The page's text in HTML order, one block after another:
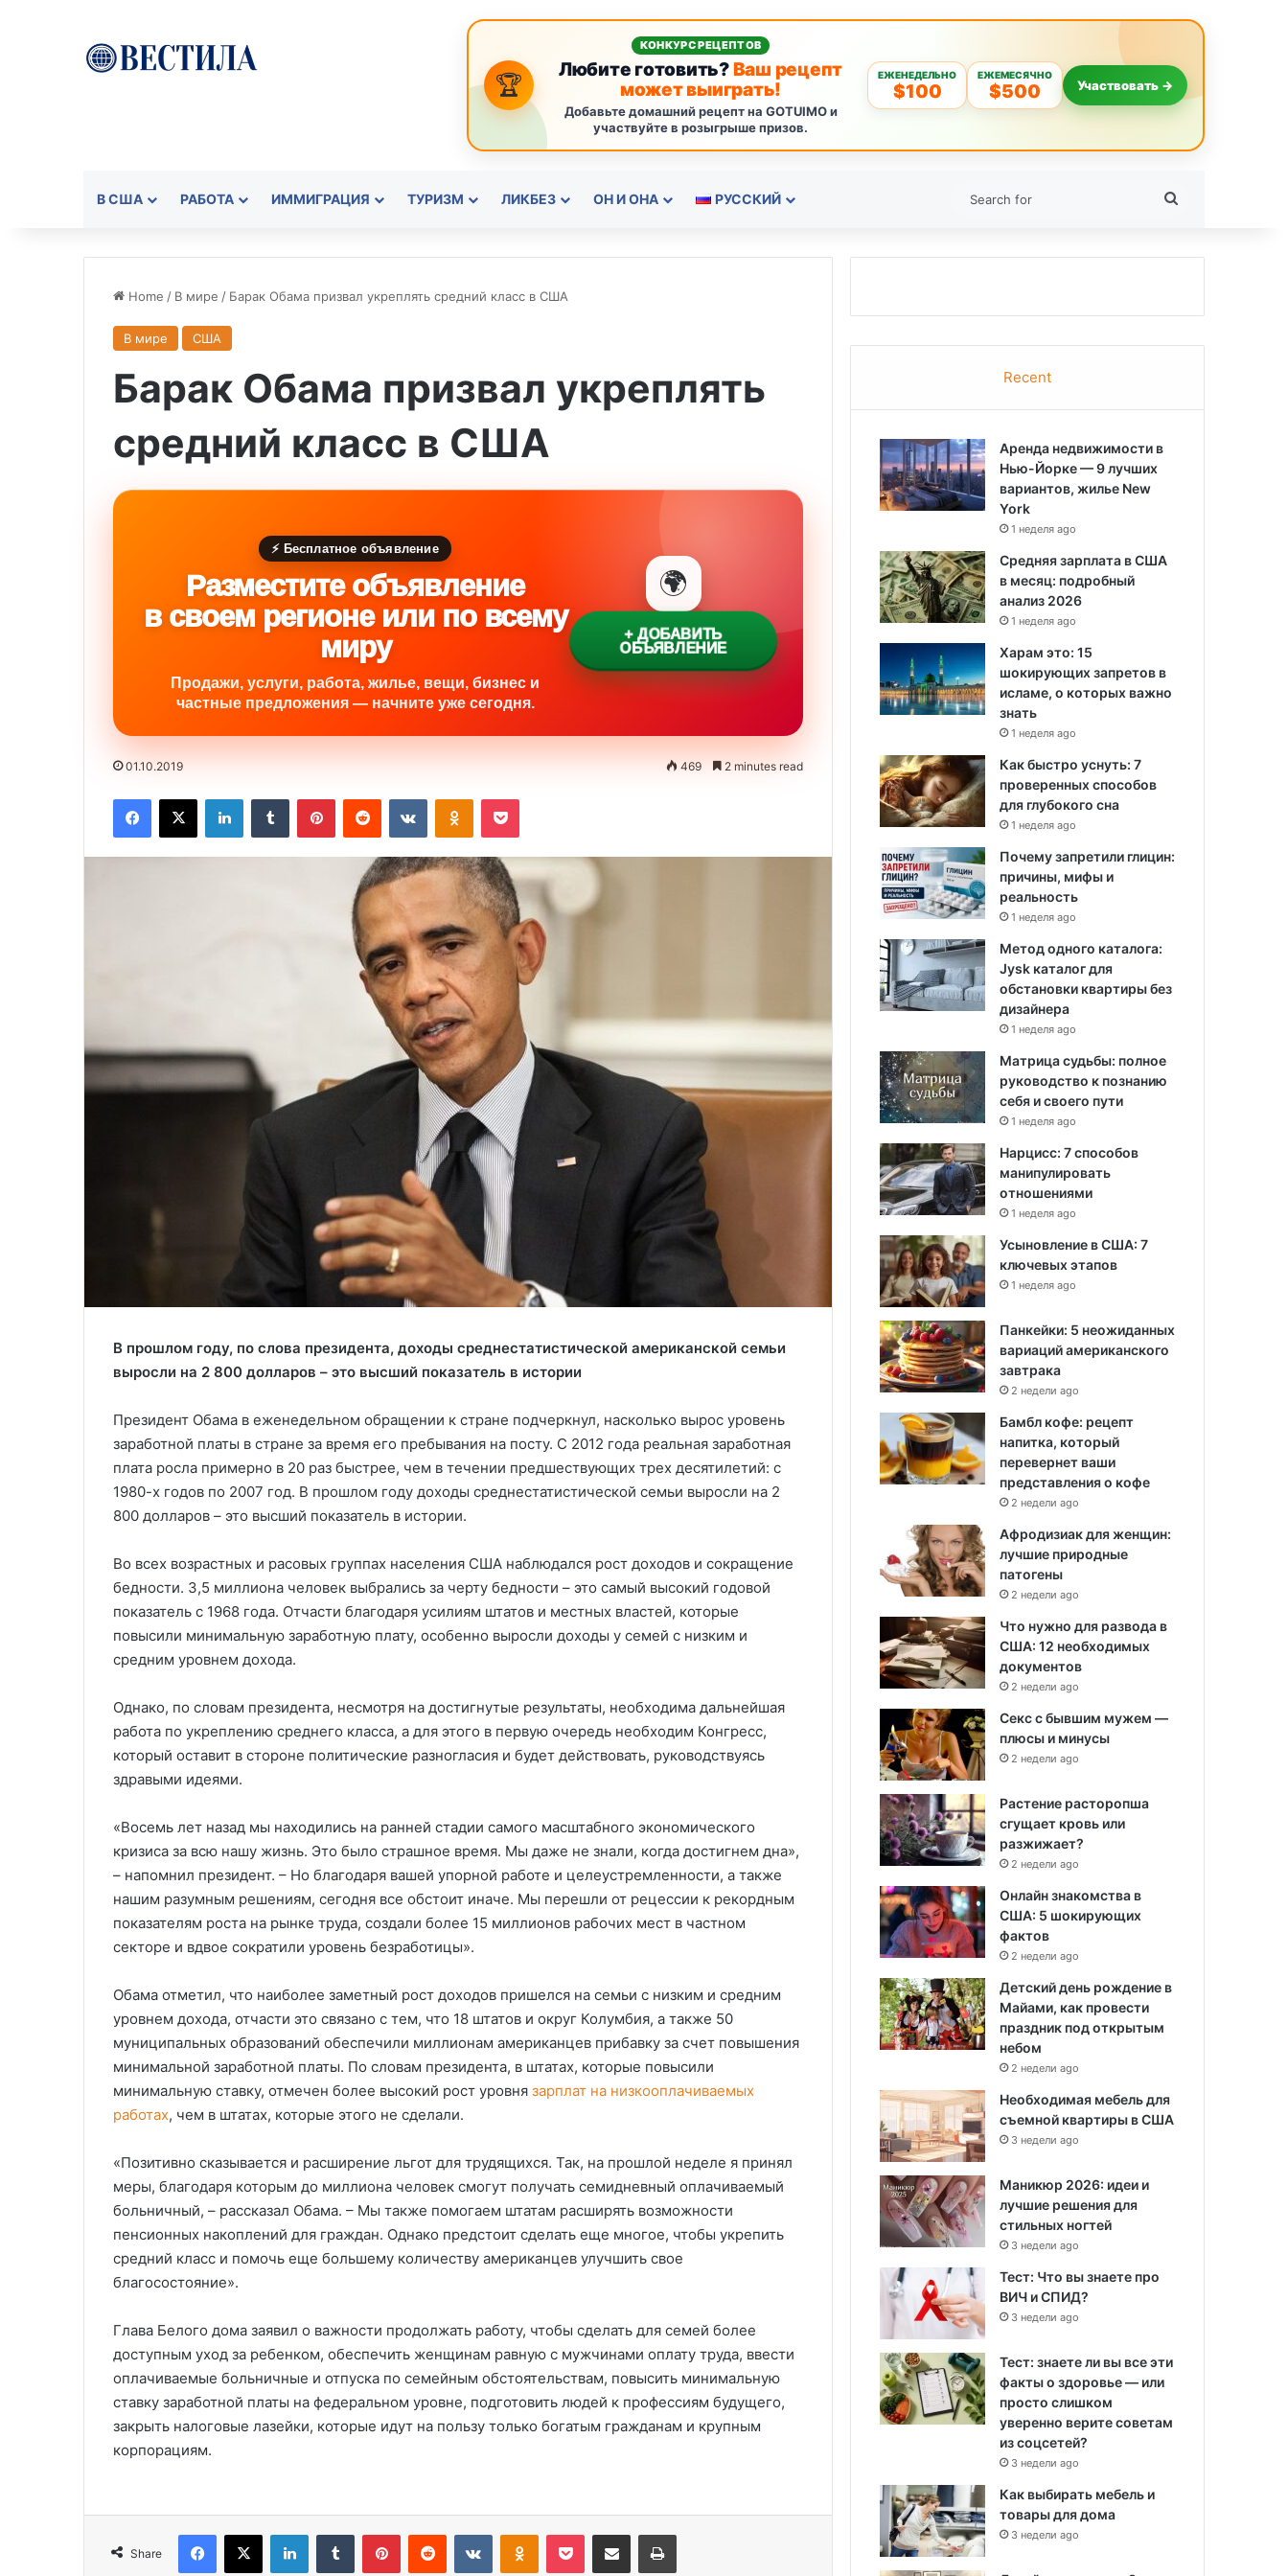
🏆
КОНКУРС РЕЦЕПТОВ
Любите готовить?Ваш рецепт
может выиграть!
Добавьте домашний рецепт на GOTUIMO и
участвуйте в розыгрыше призов.
ЕЖЕНЕДЕЛЬНО
$100
ЕЖЕМЕСЯЧНО
$500 Участвовать →
В США РАБОТА ИММИГРАЦИЯ ТУРИЗМ ЛИКБЕЗ ОН И ОНА РУССКИЙ
Home / В мире / Барак Обама призвал укреплять средний класс в США
В мире США
Барак Обама призвал укреплять
средний класс в США
⚡ Бесплатное объявление
Разместите объявление
в своем регионе или по всему
миру
Продажи, услуги, работа, жилье, вещи, бизнес и
частные предложения — начните уже сегодня.
🌍
+ ДОБАВИТЬ
ОБЪЯВЛЕНИЕ
01.10.2019 469 2 minutes read
В прошлом году, по слова президента, доходы среднестатистической американской семьи
выросли на 2 800 долларов – это высший показатель в истории
Президент Обама в еженедельном обращении к стране подчеркнул, насколько вырос уровень
заработной платы в стране за время его пребывания на посту. С 2012 года реальная заработная
плата росла примерно в 20 раз быстрее, чем в течении предшествующих трех десятилетий: с
1980-х годов по 2007 год. В прошлом году доходы среднестатистической семьи выросли на 2
800 долларов – это высший показатель в истории.
Во всех возрастных и расовых группах населения США наблюдался рост доходов и сокращение
бедности. 3,5 миллиона человек выбрались за черту бедности – это самый высокий годовой
показатель с 1968 года. Отчасти благодаря усилиям штатов и местных властей, которые
повысили минимальную заработную плату, особенно выросли доходы у семей с низким и
средним уровнем дохода.
Однако, по словам президента, несмотря на достигнутые результаты, необходима дальнейшая
работа по укреплению среднего класса, а для этого в первую очередь необходим Конгресс,
который оставит в стороне политические разногласия и будет действовать, руководствуясь
здравыми идеями.
«Восемь лет назад мы находились на ранней стадии самого масштабного экономического
кризиса за всю нашу жизнь. Это было страшное время. Мы даже не знали, когда достигнем дна»,
– напомнил президент. – Но благодаря вашей упорной работе и целеустремленности, а также
нашим разумным решениям, сегодня все обстоит иначе. Мы перешли от рецессии к рекордным
показателям роста на рынке труда, создали более 15 миллионов рабочих мест в частном
секторе и вдвое сократили уровень безработицы».
Обама отметил, что наиболее заметный рост доходов пришелся на семьи с низким и средним
уровнем дохода, отчасти это связано с тем, что 18 штатов и округ Колумбия, а также 50
муниципальных образований обеспечили миллионам американцев прибавку за счет повышения
минимальной заработной платы. По словам президента, в штатах, которые повысили
минимальную ставку, отмечен более высокий рост уровня зарплат на низкооплачиваемых
работах, чем в штатах, которые этого не сделали.
«Позитивно сказывается и расширение льгот для трудящихся. Так, на прошлой неделе я принял
меры, благодаря которым до миллиона человек смогут получать семидневный оплачиваемый
больничный, – рассказал Обама. – Мы также помогаем штатам расширять возможности
пенсионных накоплений для граждан. Однако предстоит сделать еще многое, чтобы укрепить
средний класс и помочь еще большему количеству американцев улучшить свое
благосостояние».
Глава Белого дома заявил о важности продолжать работу, чтобы сделать для семей более
доступным уход за ребенком, обеспечить женщинам равную с мужчинами оплату труда, ввести
оплачиваемые больничные и отпуска по семейным обстоятельствам, повысить минимальную
ставку заработной платы на федеральном уровне, подготовить людей к профессиям будущего,
закрыть налоговые лазейки, которые идут на пользу только богатым гражданам и крупным
корпорациям.
Share
Удивительные факты о Флориде
проводили долгие выходные, теперь
доступен для сдачи в аренду для
Recent
Аренда недвижимости в
Нью-Йорке — 9 лучших
вариантов, жилье New
York
1 неделя ago
Средняя зарплата в США
в месяц: подробный
анализ 2026
1 неделя ago
Харам это: 15
шокирующих запретов в
исламе, о которых важно
знать
1 неделя ago
Как быстро уснуть: 7
проверенных способов
для глубокого сна
1 неделя ago
Почему запретили глицин:
причины, мифы и
реальность
1 неделя ago
Метод одного каталога:
Jysk каталог для
обстановки квартиры без
дизайнера
1 неделя ago
Матрица судьбы: полное
руководство к познанию
себя и своего пути
1 неделя ago
Нарцисс: 7 способов
манипулировать
отношениями
1 неделя ago
Усыновление в США: 7
ключевых этапов
1 неделя ago
Панкейки: 5 неожиданных
вариаций американского
завтрака
2 недели ago
Бамбл кофе: рецепт
напитка, который
перевернет ваши
представления о кофе
2 недели ago
Афродизиак для женщин:
лучшие природные
патогены
2 недели ago
Что нужно для развода в
США: 12 необходимых
документов
2 недели ago
Секс с бывшим мужем —
плюсы и минусы
2 недели ago
Растение расторопша
сгущает кровь или
разжижает?
2 недели ago
Онлайн знакомства в
США: 5 шокирующих
фактов
2 недели ago
Детский день рождение в
Майами, как провести
праздник под открытым
небом
2 недели ago
Необходимая мебель для
съемной квартиры в США
3 недели ago
Маникюр 2026: идеи и
лучшие решения для
стильных ногтей
3 недели ago
Тест: Что вы знаете про
ВИЧ и СПИД?
3 недели ago
Тест: знаете ли вы все эти
факты о здоровье — или
просто слишком
уверенно верите советам
из соцсетей?
3 недели ago
Как выбирать мебель и
товары для дома
3 недели ago